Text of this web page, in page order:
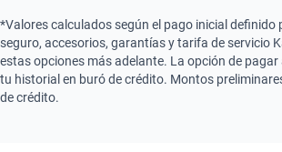
*Valores calculados según el pago inicial definido
seguro, accesorios, garantías y tarifa de servicio
estas opciones más adelante. La opción de pagar
tu historial en buró de crédito. Montos
de crédito.